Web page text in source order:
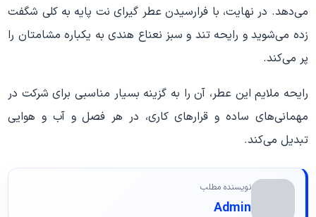
می‌دهد. در نهایت، با فرارسیدن عطر گیرای نت پایه به کلی شگفت
زده می‌شوید و رایحه تند و سبز نعناع هندی به یکباره مشامتان را
پر می‌کند.
رایحه ملایم این عطر، آن را به گزینه بسیار مناسبی برای شرکت در
مهمانی‌های ساده و قرارهای کاری، در هر فصل و آب و هوایی
تبدیل می‌کند.
نویسنده مطلب
Admin